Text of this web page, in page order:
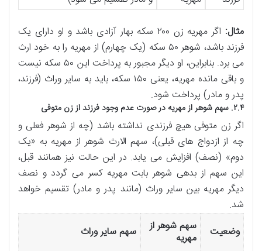
مثال:
اگر مهریه زن ۲۰۰ سکه بهار آزادی باشد و او دارای یک
فرزند باشد، شوهر ۵۰ سکه (یک چهارم) از مهریه را به خود ارث
می برد. بنابراین، او دیگر مجبور به پرداخت این ۵۰ سکه نیست
و باقی مانده مهریه، یعنی ۱۵۰ سکه، باید به سایر وراث (فرزند،
پدر و مادر) پرداخت شود.
۲.۴. سهم شوهر از مهریه در صورت عدم وجود فرزند از زن متوفی
اگر زن متوفی هیچ فرزندی نداشته باشد (چه از شوهر فعلی و
چه از ازدواج های قبلی)، سهم الارث شوهر از مهریه به «یک
دوم» (نصف) افزایش می یابد. در این حالت نیز همانند قبل،
این سهم از بدهی شوهر بابت مهریه کسر می گردد و نصف
دیگر مهریه بین سایر وراث (مانند پدر و مادر) تقسیم خواهد
شد.
وضعیت
سهم شوهر از
مهریه
سهم سایر وراث